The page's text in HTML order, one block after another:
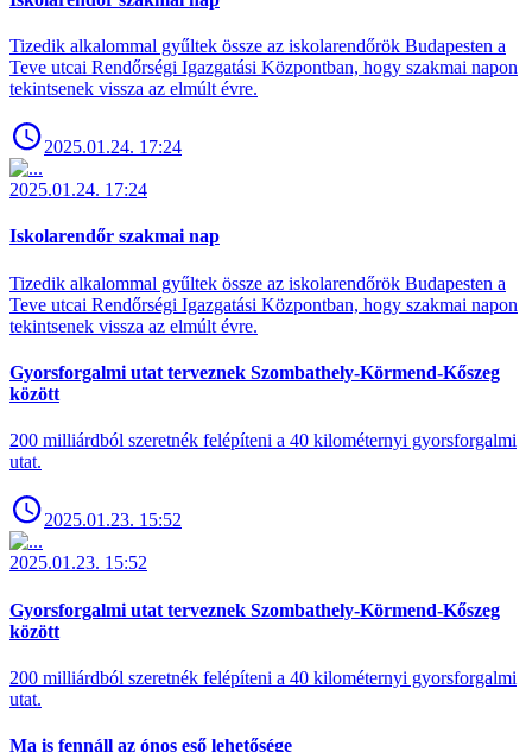
Tizedik alkalommal gyűltek össze az iskolarendőrök Budapesten a
Teve utcai Rendőrségi Igazgatási Központban, hogy szakmai napon
tekintsenek vissza az elmúlt évre.
2025.01.24. 17:24
2025.01.24. 17:24
Iskolarendőr szakmai nap
Tizedik alkalommal gyűltek össze az iskolarendőrök Budapesten a
Teve utcai Rendőrségi Igazgatási Központban, hogy szakmai napon
tekintsenek vissza az elmúlt évre.
Gyorsforgalmi utat terveznek Szombathely-Körmend-Kőszeg
között
200 milliárdból szeretnék felépíteni a 40 kilométernyi gyorsforgalmi
utat.
2025.01.23. 15:52
2025.01.23. 15:52
Gyorsforgalmi utat terveznek Szombathely-Körmend-Kőszeg
között
200 milliárdból szeretnék felépíteni a 40 kilométernyi gyorsforgalmi
utat.
Ma is fennáll az ónos eső lehetősége